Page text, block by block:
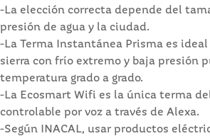
-La elección correcta depende del
presión de agua y la ciudad.
-La Terma Instantánea Prisma es
sierra con frío extremo y baja presión
temperatura grado a grado.
-La Ecosmart Wifi es la única terma
controlable por voz a través de Alexa.
-Según INACAL, usar productos